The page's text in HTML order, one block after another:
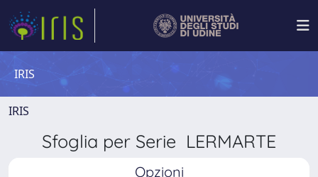
IRIS
IRIS
Sfoglia per Serie LERMARTE
Opzioni